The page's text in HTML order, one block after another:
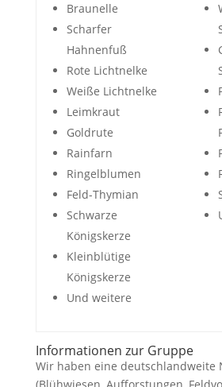
Braunelle
Scharfer
Hahnenfuß
Rote Lichtnelke
Weiße Lichtnelke
Leimkraut
Goldrute
Rainfarn
Ringelblumen
Feld-Thymian
Schwarze
Königskerze
Kleinblütige
Königskerze
Und weitere
Informationen zur Gruppe
Wir haben eine deutschlandweite